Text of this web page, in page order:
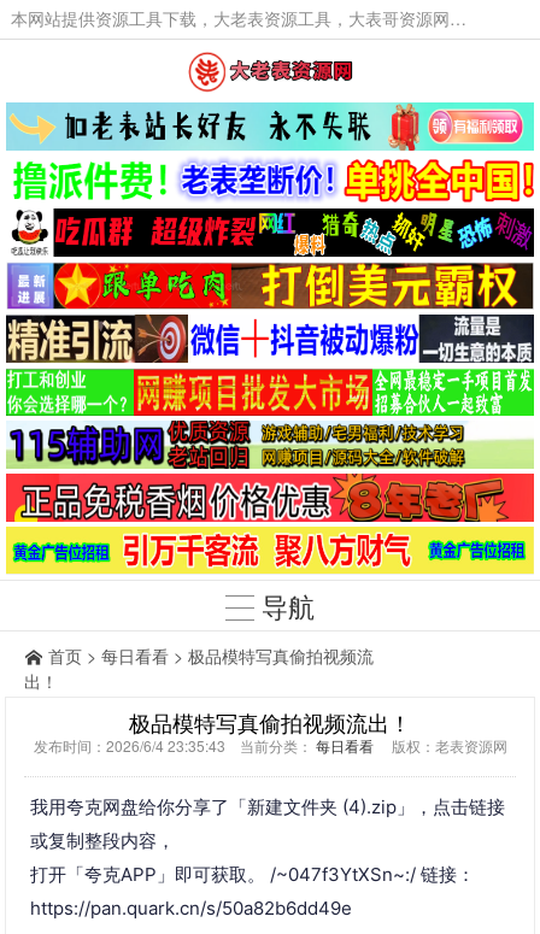
本网站提供资源工具下载，大老表资源工具，大表哥资源网软件工具，大老表资源下载，活动线报福利资源分享,活动线报，大型网游经典游戏，网络热门技术游戏辅助交流与分享。
导航
首页 > 每日看看 > 极品模特写真偷拍视频流
出！
极品模特写真偷拍视频流出！
发布时间：2026/6/4 23:35:43 当前分类： 每日看看版权：老表资源网
我用夸克网盘给你分享了「新建文件夹 (4).zip」，点击链接
或复制整段内容，
打开「夸克APP」即可获取。 /~047f3YtXSn~:/ 链接：
https://pan.quark.cn/s/50a82b6dd49e